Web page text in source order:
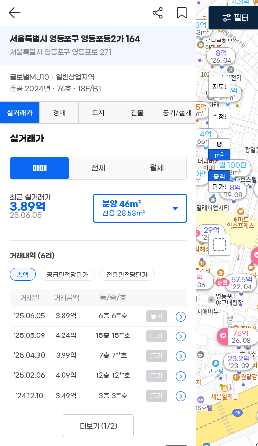
1.88억
24m²
75억
'26. 08
29억
'21. 09
매물
월 100만
33m²
월 110만
46m²
4.3억
75억
'26. 06
57.5억
'22. 04
매물
8억
'26. 04
4억
65m²
23.2억
'23. 09
3억
43m²
2.95억
47m²
28억
'19. 08
지도
측정
평
m2
총액
단가
필터
서울특별시 영등포구 영등포동2가 164
서울특별시 영등포구 영등포로 271
글로벌MJ10 · 일반상업지역
준공 2024년 · 76호 · 18F/B1
실거래가 경매 토지 건물 등기/설계
실거래가
매매 전세 월세
최근 실거래가
3.89억
25.06.05
분양46m²
전용 28.53m²
거래내역 (6건)
총액 공급면적당단가 전용면적당단가
거래일 거래금액 동/층/호
'25.06.05 3.89억 6층 6**호 등기
'25.05.09 4.24억 15층 15**호 등기
'25.04.30 3.99억 7층 7**호 등기
'25.02.06 4.09억 12층 12**호 등기
'24.12.10 3.49억 3층 3**호 등기
더보기 (1/2)